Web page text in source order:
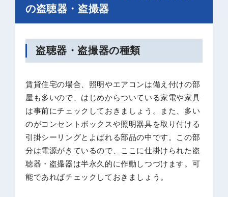
の盗聴器・盗撮器
盗聴器・盗撮器の種類
賃貸住宅の場合、照明やエアコンは備え付けの部
屋も多いので、はじめからついている家電や家具
は事前にチェックしておきましょう。また、多い
のがコンセントボックスや照明器具を取り付ける
引掛シーリングとよばれる部品の中です。この部
分は電源がきているので、ここに仕掛けられた盗
聴器・盗撮器は半永久的に作動しつづけます。可
能であればチェックしておきましょう。